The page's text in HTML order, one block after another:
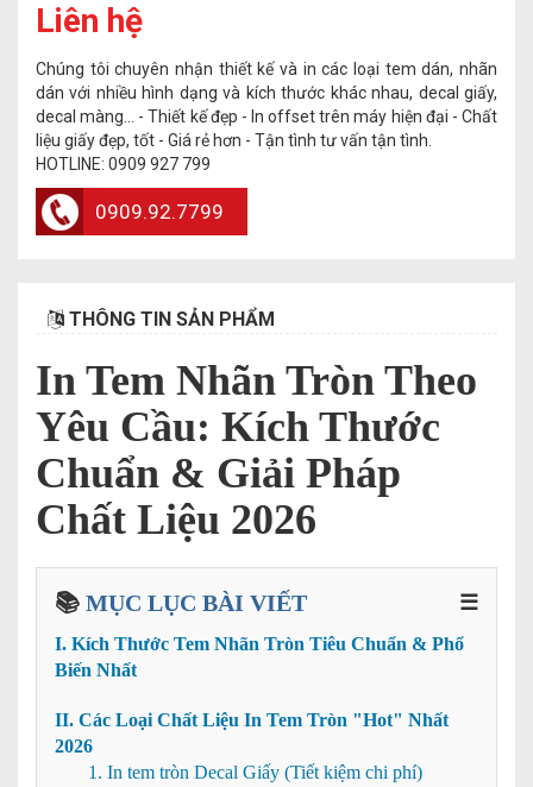
Liên hệ
Chúng tôi chuyên nhận thiết kế và in các loại tem dán, nhãn
dán với nhiều hình dạng và kích thước khác nhau, decal giấy,
decal màng... - Thiết kế đẹp - In offset trên máy hiện đại - Chất
liệu giấy đẹp, tốt - Giá rẻ hơn - Tận tình tư vấn tận tình.
HOTLINE: 0909 927 799
0909.92.7799
THÔNG TIN SẢN PHẨM
In Tem Nhãn Tròn Theo
Yêu Cầu: Kích Thước
Chuẩn & Giải Pháp
Chất Liệu 2026
📚 MỤC LỤC BÀI VIẾT ☰
I. Kích Thước Tem Nhãn Tròn Tiêu Chuẩn & Phổ
Biến Nhất
II. Các Loại Chất Liệu In Tem Tròn "Hot" Nhất
2026
1. In tem tròn Decal Giấy (Tiết kiệm chi phí)